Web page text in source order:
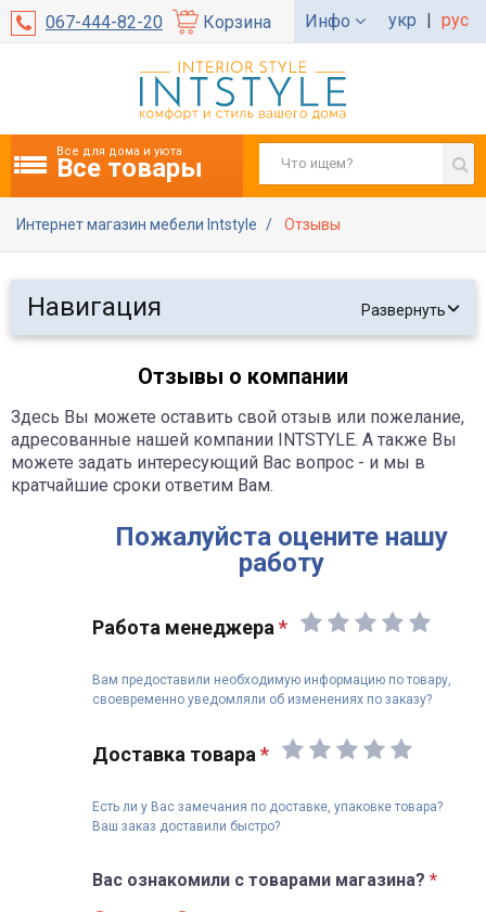
067-444-82-20 Корзина Инфо укр | рус
Все для дома и уюта
Все товары
Интернет магазин мебели Intstyle Отзывы
Навигация Развернуть
Отзывы о компании
Здесь Вы можете оставить свой отзыв или пожелание,
адресованные нашей компании INTSTYLE. А также Вы
можете задать интересующий Вас вопрос - и мы в
кратчайшие сроки ответим Вам.
Пожалуйста оцените нашу
работу
Работа менеджера *
Вам предоставили необходимую информацию по товару,
своевременно уведомляли об изменениях по заказу?
Доставка товара*
Есть ли у Вас замечания по доставке, упаковке товара?
Ваш заказ доставили быстро?
Вас ознакомили с товарами магазина? *